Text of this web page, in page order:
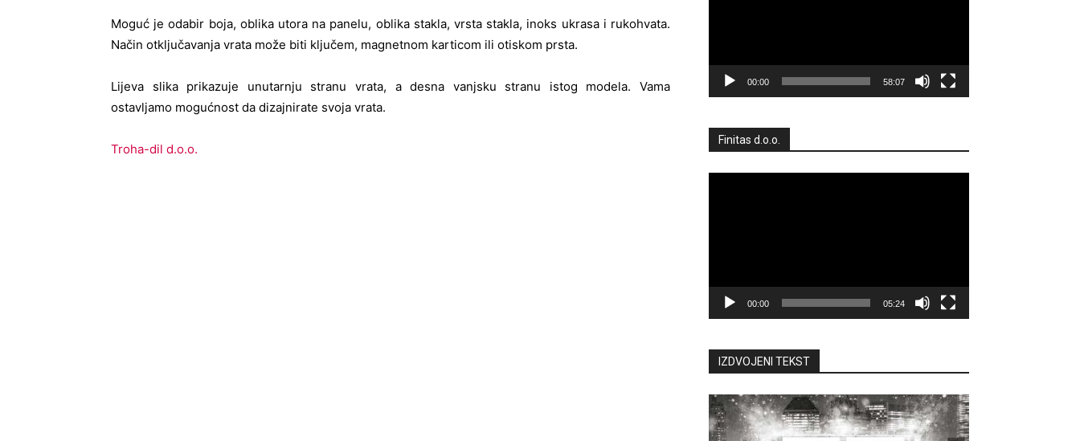
Moguć je odabir boja, oblika utora na panelu, oblika stakla, vrsta stakla, inoks ukrasa i rukohvata.
Način otključavanja vrata može biti ključem, magnetnom karticom ili otiskom prsta.
Lijeva slika prikazuje unutarnju stranu vrata, a desna vanjsku stranu istog modela. Vama
ostavljamo mogućnost da dizajnirate svoja vrata.
Troha-dil d.o.o.
00:00 58:07
Finitas d.o.o.
00:00 05:24
IZDVOJENI TEKST